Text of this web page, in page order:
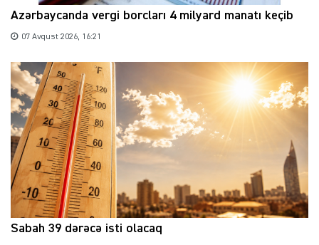
Azərbaycanda vergi borcları 4 milyard manatı keçib
07 Avqust 2026, 16:21
Sabah 39 dərəcə isti olacaq